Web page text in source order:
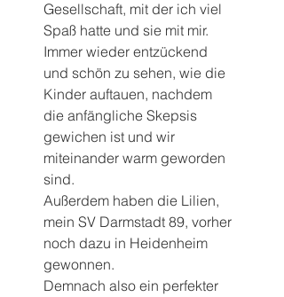
Gesellschaft, mit der ich viel
Spaß hatte und sie mit mir.
Immer wieder entzückend
und schön zu sehen, wie die
Kinder auftauen, nachdem
die anfängliche Skepsis
gewichen ist und wir
miteinander warm geworden
sind.
Außerdem haben die Lilien,
mein SV Darmstadt 89, vorher
noch dazu in Heidenheim
gewonnen.
Demnach also ein perfekter